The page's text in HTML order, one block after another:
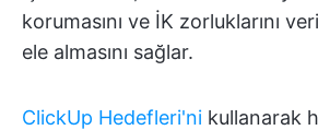
korumasını ve İK zorluklarını
ele almasını sağlar.
ClickUp Hedefleri'ni kullanarak